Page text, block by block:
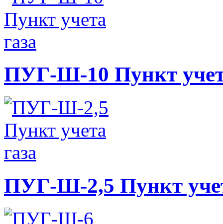
ПУГ-Ш-10 Пункт
ПУГ-Ш-2,5 Пункт